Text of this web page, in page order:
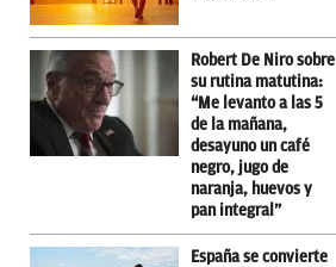
Robert De Niro sobre
su rutina matutina:
“Me levanto a las 5
de la mañana,
desayuno un café
negro, jugo de
naranja, huevos y
pan integral”
España se convierte